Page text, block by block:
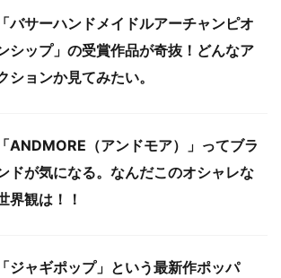
「バサーハンドメイドルアーチャンピオ
シップ」の受賞作品が奇抜！どんなア
ションか見てみたい。
「ANDMORE（アンドモア）」ってブラ
ドが気になる。なんだこのオシャレな
界観は！！
「ジャギポップ」という最新作ポッパ